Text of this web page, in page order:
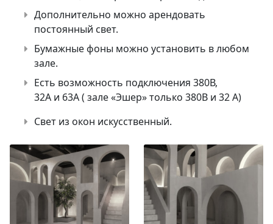
Дополнительно можно арендовать
постоянный свет.
Бумажные фоны можно установить в любом
зале.
Есть возможность подключения 380В,
32А и 63А ( зале «Эшер» только 380В и 32 А)
Свет из окон искусственный.